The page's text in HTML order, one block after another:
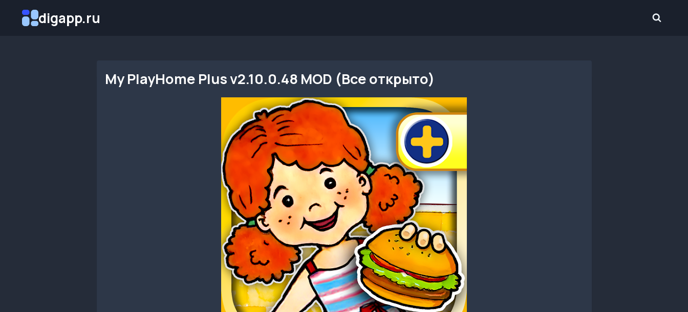
digapp.ru
My PlayHome Plus v2.10.0.48 MOD (Все открыто)